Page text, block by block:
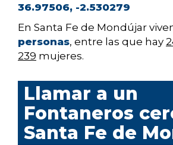
36.97506, -2.530279
En Santa Fe de Mondújar
personas, entre las que hay
239 mujeres.
Llamar a un
Fontaneros
Santa Fe de